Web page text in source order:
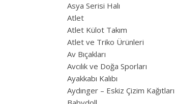
Asya Serisi Halı
Atlet
Atlet Külot Takım
Atlet ve Triko Ürünleri
Av Bıçakları
Avcılık ve Doğa Sporları
Ayakkabı Kalıbı
Aydınger – Eskiz Çizim Kağıtları